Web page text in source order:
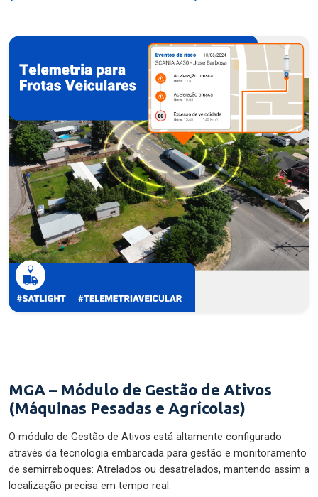
MGA – Módulo de Gestão de Ativos
(Máquinas Pesadas e Agrícolas)
O módulo de Gestão de Ativos está altamente configurado
através da tecnologia embarcada para gestão e monitoramento
de semirreboques: Atrelados ou desatrelados, mantendo assim a
localização precisa em tempo real.